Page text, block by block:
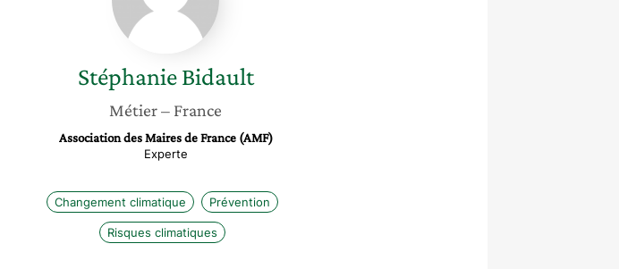
Stéphanie Bidault
Métier– France
Association des Maires de France (AMF)
Experte
Changement climatique Prévention
Risques climatiques